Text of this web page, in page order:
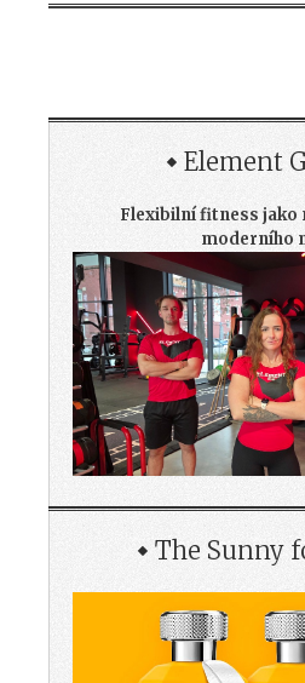
Element
Flexibilní fitness jako
moderního
The Sunny